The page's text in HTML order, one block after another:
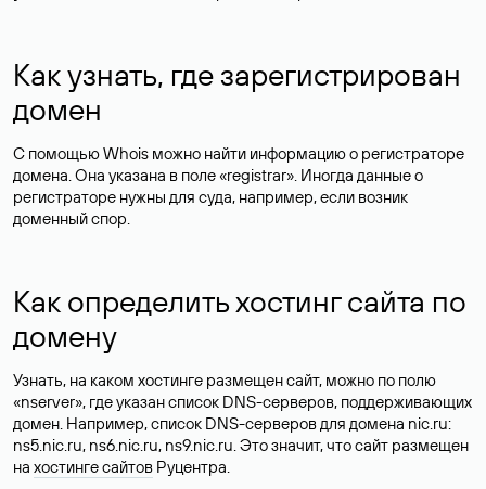
Как узнать, где зарегистрирован
домен
С помощью Whois можно найти информацию о регистраторе
домена. Она указана в поле «registrar». Иногда данные о
регистраторе нужны для суда, например, если возник
доменный спор.
Как определить хостинг сайта по
домену
Узнать, на каком хостинге размещен сайт, можно по полю
«nserver», где указан список DNS-серверов, поддерживающих
домен. Например, список DNS-серверов для домена nic.ru:
ns5.nic.ru, ns6.nic.ru, ns9.nic.ru. Это значит, что сайт размещен
на хостинге сайтов Руцентра.